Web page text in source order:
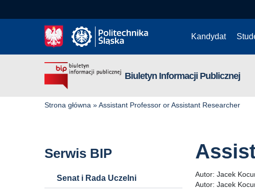
Kandydat
Biuletyn Informacji Publicznej
Strona główna »Assistant Professor or Assistant Researcher
Serwis BIP
Senat i Rada Uczelni Autor: Jacek
Autor: Jacek